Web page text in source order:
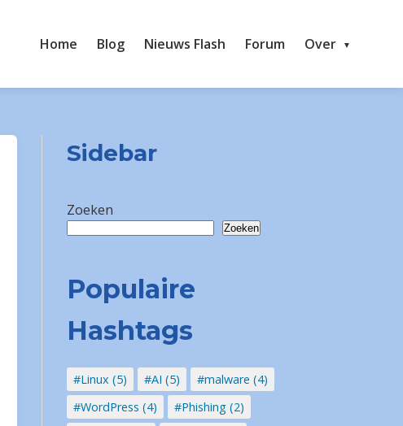
Home Blog Nieuws Flash Forum Over
Sidebar
Zoeken
Zoeken
Populaire
Hashtags
#Linux (5) #AI (5)
#malware (4)
#WordPress (4)
#Phishing (2)